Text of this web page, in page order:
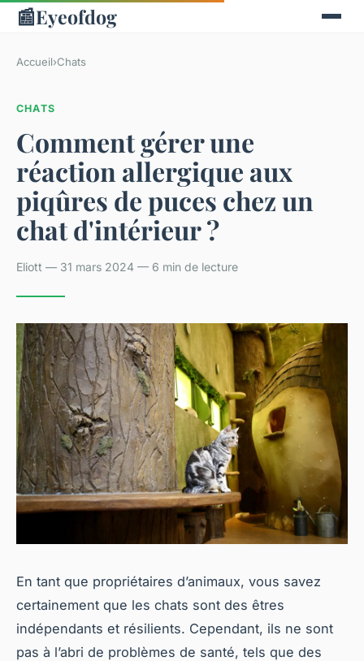
📰Eyeofdog
Accueil›Chats
CHATS
Comment gérer une
réaction allergique aux
piqûres de puces chez un
chat d'intérieur ?
Eliott — 31 mars 2024 — 6 min de lecture
En tant que propriétaires d’animaux, vous savez
certainement que les chats sont des êtres
indépendants et résilients. Cependant, ils ne sont
pas à l’abri de problèmes de santé, tels que des